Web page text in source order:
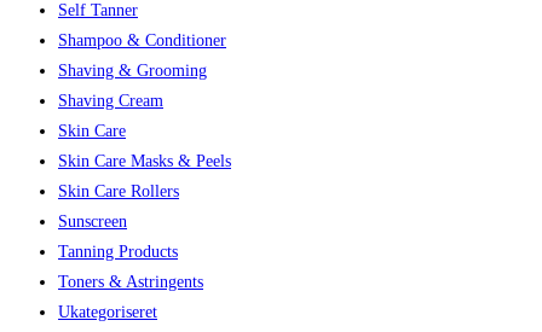
Self Tanner
Shampoo & Conditioner
Shaving & Grooming
Shaving Cream
Skin Care
Skin Care Masks & Peels
Skin Care Rollers
Sunscreen
Tanning Products
Toners & Astringents
Ukategoriseret